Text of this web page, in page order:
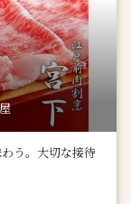
う。大切な接待